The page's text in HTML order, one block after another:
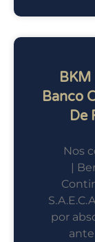
BKM
Banco
De
Nos
|
por